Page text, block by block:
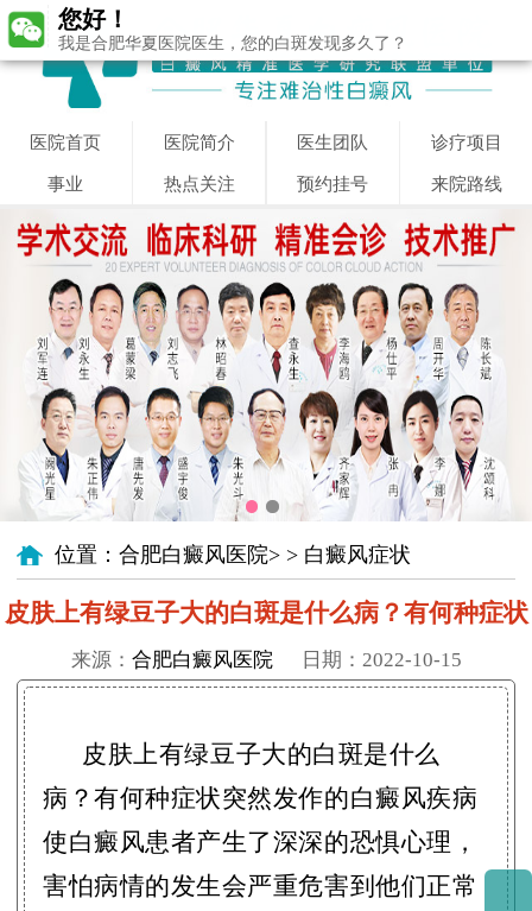
医院首页 医院简介 医生团队 诊疗项目
事业 热点关注 预约挂号 来院路线
位置：合肥白癜风医院> > 白癜风症状
皮肤上有绿豆子大的白斑是什么病？有何种症状
来源： 合肥白癜风医院日期：2022-10-15
皮肤上有绿豆子大的白斑是什么
病？有何种症状突然发作的白癜风疾病
使白癜风患者产生了深深的恐惧心理，
害怕病情的发生会严重危害到他们正常
您好！
我是合肥华夏医院医生，您的白斑发现多久了？